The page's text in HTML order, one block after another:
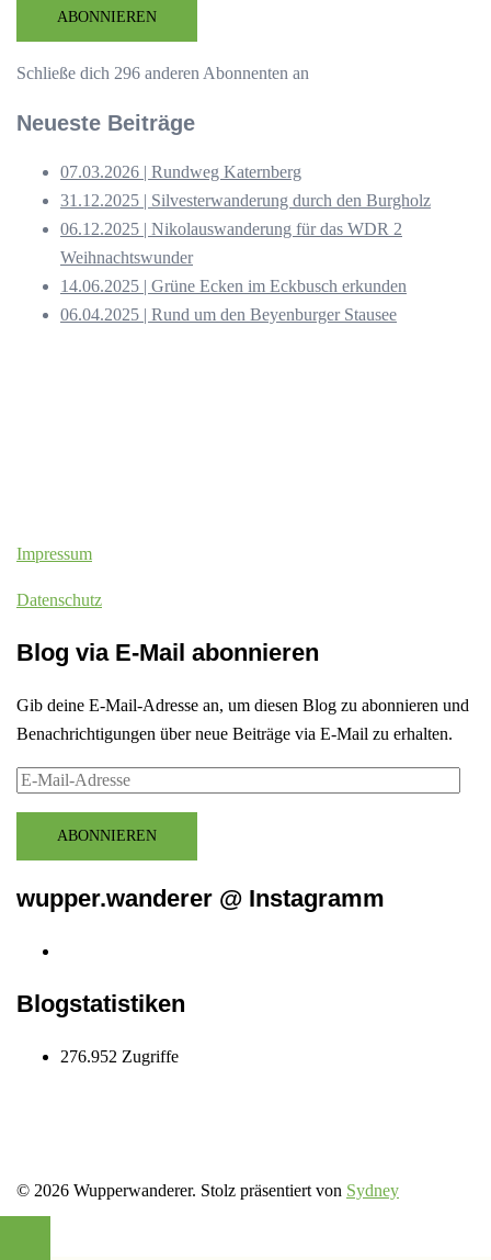
AdresseABONNIEREN
Schließe dich 296 anderen Abonnenten an
Neueste Beiträge
07.03.2026 | Rundweg Katernberg
31.12.2025 | Silvesterwanderung durch den Burgholz
06.12.2025 | Nikolauswanderung für das WDR 2
Weihnachtswunder
14.06.2025 | Grüne Ecken im Eckbusch erkunden
06.04.2025 | Rund um den Beyenburger Stausee
Impressum
Datenschutz
Blog via E-Mail abonnieren
Gib deine E-Mail-Adresse an, um diesen Blog zu abonnieren und
Benachrichtigungen über neue Beiträge via E-Mail zu erhalten.
E-
AdresseABONNIEREN
wupper.wanderer @ Instagramm
Blogstatistiken
276.952 Zugriffe
© 2026 Wupperwanderer. Stolz präsentiert von Sydney